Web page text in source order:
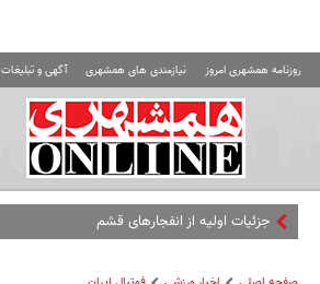
روزنامه همشهری امروز نیازمندی های همشهری آگهی و تبلیغات
جزئیات اولیه از انفجارهای قشم